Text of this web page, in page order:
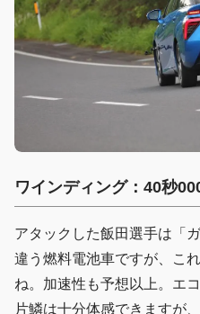
ワインディング：40秒
アタックした飯田選手は「
違う燃料電池車ですが、こ
ね。加速性も予想以上。エ
片鱗は十分体感できますが